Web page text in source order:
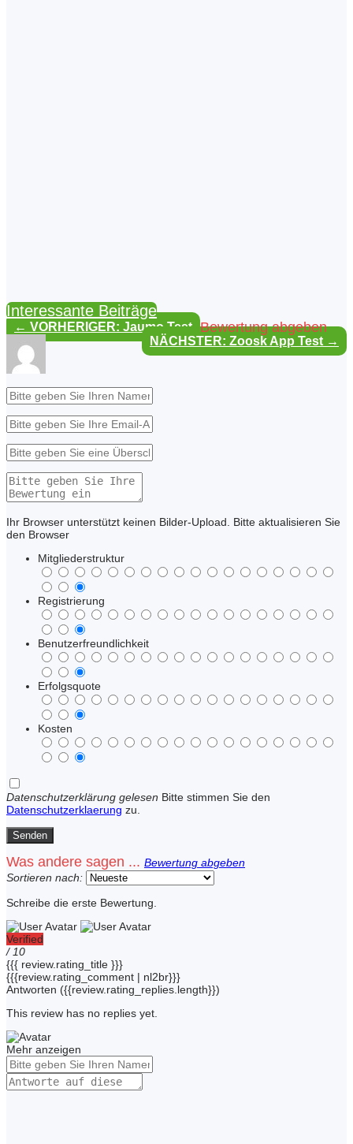
Interessante Beiträge
← VORHERIGER: Jaumo Test
NÄCHSTER: Zoosk App Test →
Bewertung abgeben
Ihr Browser unterstützt keinen Bilder-Upload. Bitte aktualisieren Sie
den Browser
Mitgliederstruktur
Registrierung
Benutzerfreundlichkeit
Erfolgsquote
Kosten
Datenschutzerklärung gelesen Bitte stimmen Sie den
Datenschutzerklaerung zu.
Was andere sagen ... Bewertung abgeben
Sortieren nach:
Schreibe die erste Bewertung.
Verified
/ 10
{{{ review.rating_title }}}
{{{review.rating_comment | nl2br}}}
Antworten ({{review.rating_replies.length}})
This review has no replies yet.
Mehr anzeigen